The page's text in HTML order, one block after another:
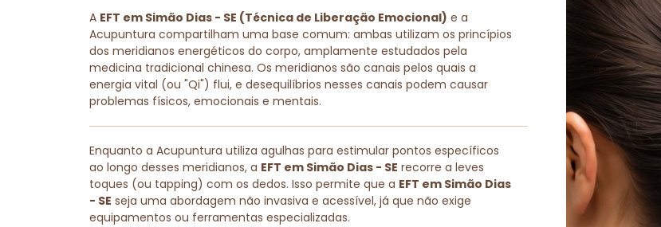
A EFT em Simão Dias - SE (Técnica de Liberação Emocional) e a
Acupuntura compartilham uma base comum: ambas utilizam os princípios
dos meridianos energéticos do corpo, amplamente estudados pela
medicina tradicional chinesa. Os meridianos são canais pelos quais a
energia vital (ou "Qi") flui, e desequilíbrios nesses canais podem causar
problemas físicos, emocionais e mentais.
Enquanto a Acupuntura utiliza agulhas para estimular pontos específicos
ao longo desses meridianos, a EFT em Simão Dias - SE recorre a leves
toques (ou tapping) com os dedos. Isso permite que a EFT em Simão Dias
- SE seja uma abordagem não invasiva e acessível, já que não exige
equipamentos ou ferramentas especializadas.